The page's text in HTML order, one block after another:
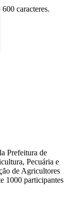
caracteres.
Prefeitura de
Pecuária e
de Agricultores
1000 participantes